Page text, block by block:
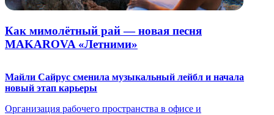
Как мимолётный рай — новая песня
MAKAROVA «Летними»
Майли Сайрус сменила музыкальный лейбл и начала
новый этап карьеры
Организация рабочего пространства в офисе и